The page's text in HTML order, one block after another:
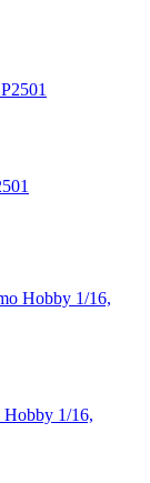
Hobby 1/16,